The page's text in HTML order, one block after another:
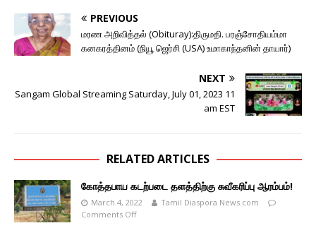
PREVIOUS
மரண அறிவித்தல் (Obituray):திருமதி. பரஞ்சோதியம்மா
கனகரத்தினம் (நியூ ஜெர்சி (USA) உமாகாந்தனின் தாயார்)
NEXT
Sangam Global Streaming Saturday, July 01, 2023 11
am EST
RELATED ARTICLES
கோத்தபாய கடற்படை தளத்திற்கு சுவீகரிப்பு ஆரம்பம்!
March 4, 2022
Tamil Diaspora News.com
Comments Off